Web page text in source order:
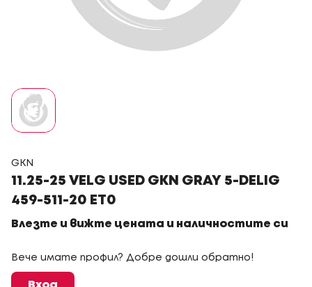
GKN
11.25-25 VELG USED GKN GRAY 5-DELIG
459-511-20 ET0
Влезте и вижте цената и наличностите си
Вече имате профил? Добре дошли обратно!